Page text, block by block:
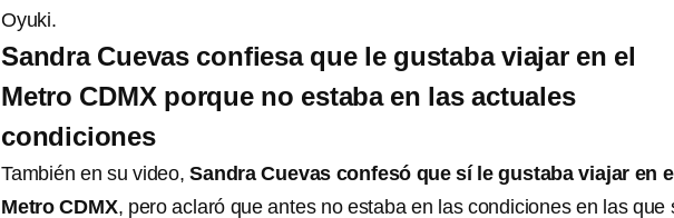
Oyuki.
Sandra Cuevas confiesa que le gustaba viajar en el
Metro CDMX porque no estaba en las actuales
condiciones
También en su video,Sandra Cuevas confesó que sí le gustaba viajar en
Metro CDMX, pero aclaró que antes no estaba en las condiciones en las que